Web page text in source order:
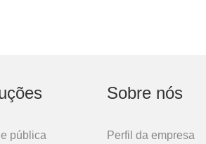
pública
Sobre nós
Perfil da empresa